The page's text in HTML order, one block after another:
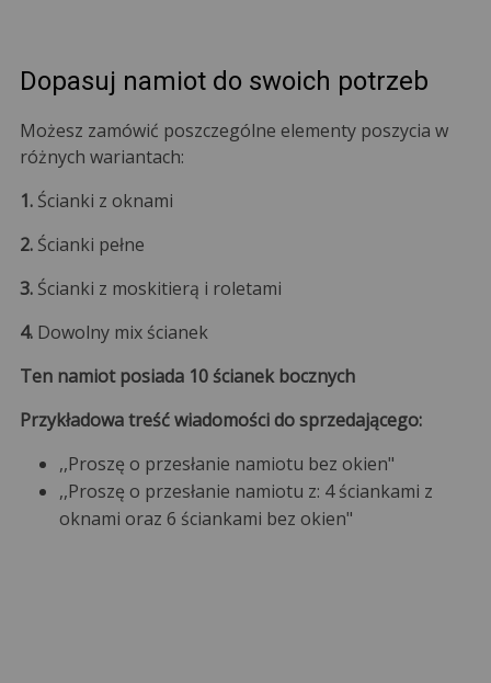
Dopasuj namiot do swoich potrzeb
Możesz zamówić poszczególne elementy poszycia w
różnych wariantach:
1.Ścianki z oknami
2.Ścianki pełne
3.Ścianki z moskitierą i roletami
4.Dowolny mix ścianek
Ten namiot posiada 10 ścianek bocznych
Przykładowa treść wiadomości do sprzedającego:
,,Proszę o przesłanie namiotu bez okien"
,,Proszę o przesłanie namiotu z: 4 ściankami z
oknami oraz 6 ściankami bez okien"